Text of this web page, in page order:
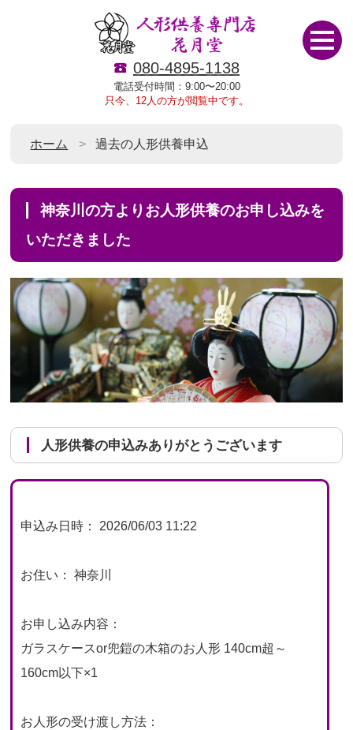
080-4895-1138
電話受付時間：9:00〜20:00
只今、12人の方が閲覧中です。
ホーム 過去の人形供養申込
神奈川の方よりお人形供養のお申し込みを
いただきました
人形供養の申込みありがとうございます
申込み日時： 2026/06/03 11:22
お住い： 神奈川
お申し込み内容：
ガラスケースor兜鎧の木箱のお人形 140cm超～
160cm以下×1
お人形の受け渡し方法：